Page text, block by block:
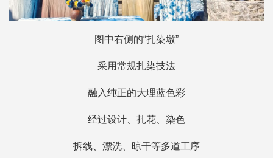
图中右侧的“扎染墩”
采用常规扎染技法
融入纯正的大理蓝色彩
经过设计、扎花、染色
拆线、漂洗、晾干等多道工序